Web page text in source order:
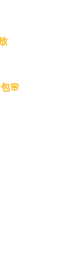
🌸